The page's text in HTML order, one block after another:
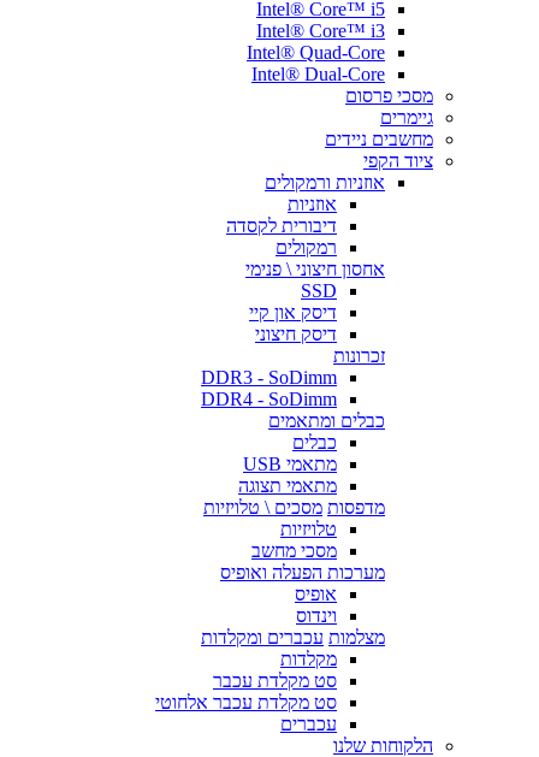
Intel® Core™ i5
Intel® Core™ i3
Intel® Quad-Core
Intel® Dual-Core
מסכי פרסום
גיימרים
מחשבים ניידים
ציוד הקפי
אוזניות ורמקולים
אוזניות
דיבורית לקסדה
רמקולים
אחסון חיצוני \ פנימי
SSD
דיסק און קיי
דיסק חיצוני
זכרונות
DDR3 - SoDimm
DDR4 - SoDimm
כבלים ומתאמים
כבלים
מתאמי USB
מתאמי תצוגה
מדפסות מסכים \ טלויזיות
טלויזיות
מסכי מחשב
מערכות הפעלה ואופיס
אופיס
וינדוס
מצלמות עכברים ומקלדות
מקלדות
סט מקלדת עכבר
סט מקלדת עכבר אלחוטי
עכברים
הלקוחות שלנו